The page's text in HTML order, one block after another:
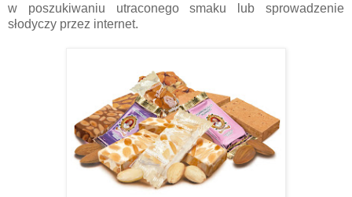
w poszukiwaniu utraconego smaku lub sprowadzenie
słodyczy przez internet.